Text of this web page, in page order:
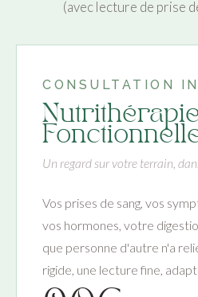
(avec lecture de prise
CONSULTATION
Nutrithérapie
Un regard sur votre terrain,
Vos prises de sang, vos
vos hormones, votre
que personne d'autre n'a
rigide, une lecture fine,